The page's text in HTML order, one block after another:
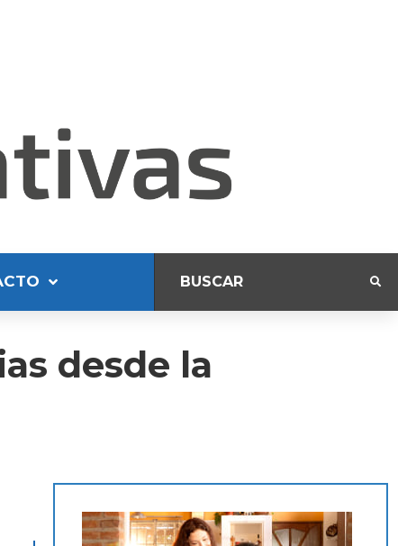
desde la